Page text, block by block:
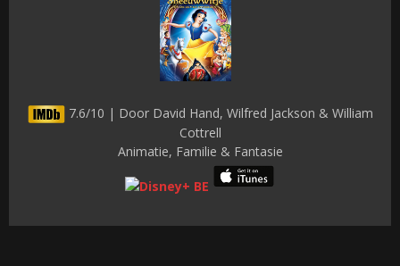
7.6/10 | Door David Hand, Wilfred Jackson & William
Cottrell
Animatie, Familie & Fantasie